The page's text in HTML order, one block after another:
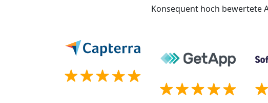
Konsequent hoch bewertete